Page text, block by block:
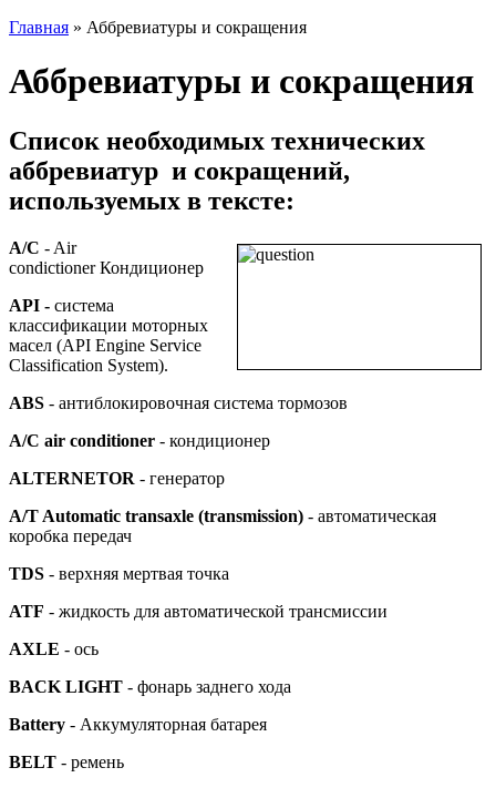
Главная » Аббревиатуры и сокращения
Аббревиатуры и сокращения
Список необходимых технических
аббревиатур и сокращений,
используемых в тексте:
A/C - Air
condictioner Кондиционер
API - система
классификации моторных
масел (API Engine Service
Classification System).
ABS - антиблокировочная система тормозов
А/С air conditioner - кондиционер
ALTERNETOR - генератор
A/T Automatic transaxle (transmission) - автоматическая
коробка передач
TDS - верхняя мертвая точка
ATF - жидкость для автоматической трансмиссии
AXLE - ось
BACK LIGHT - фонарь заднего хода
Battery - Аккумуляторная батарея
BELT - ремень